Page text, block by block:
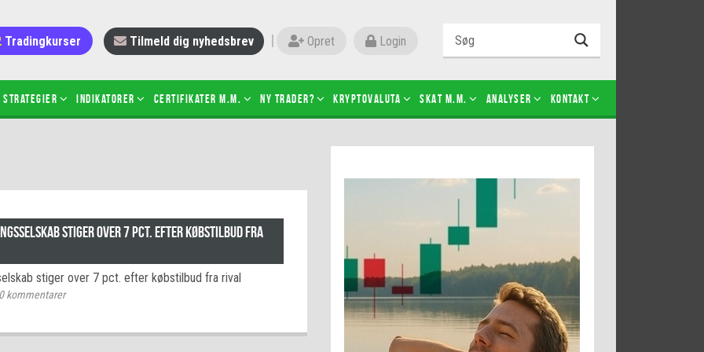
Tradingkurser Tilmeld dig nyhedsbrev Opret Login
Strategier Indikatorer Certifikater m.m. Ny trader?
bruges stop-loss
fungerer BULL & BEAR-
Det betyder de nye ESMA-regler
Shortselling
Futures-kontrakter
Kopier Jeppe Kirk Bonde
Kryptovaluta SKAT m.m. Analyser Kontakt
stiger over 7 pct. efter købstilbud fra
stiger over 7 pct. efter købstilbud fra rival
0kommentarer